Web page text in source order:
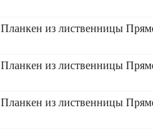
Планкен из лиственницы
Планкен из лиственницы
Планкен из лиственницы